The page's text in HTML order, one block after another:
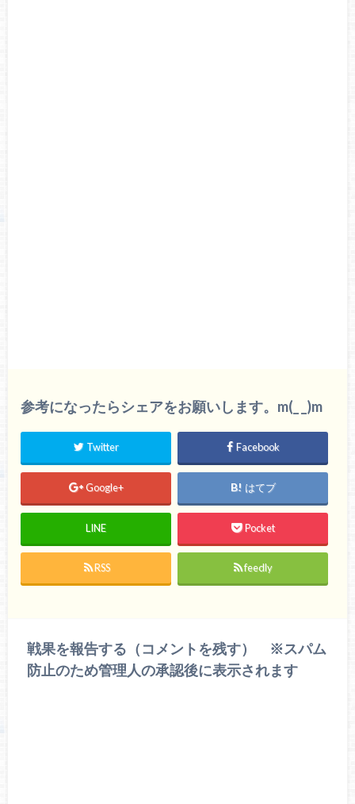
参考になったらシェアをお願いします。m(_ _)m
Twitter Facebook
Google+ はてブ
LINE Pocket
RSS feedly
戦果を報告する（コメントを残す） ※スパム
防止のため管理人の承認後に表示されます